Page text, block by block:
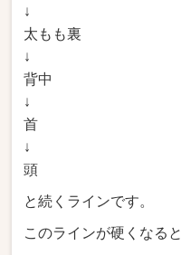
↓
太もも裏
↓
背中
↓
首
↓
頭
と続くラインです。
このラインが硬くなると